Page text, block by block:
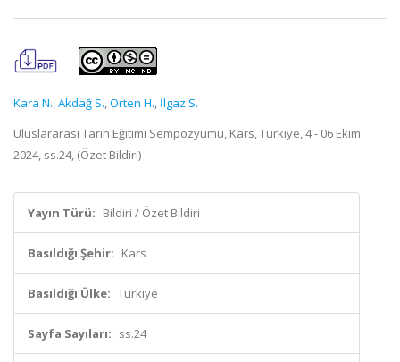
Kara N.,Akdağ S.,Örten H., İlgaz S.
Uluslararası Tarih Eğitimi Sempozyumu, Kars, Türkiye, 4 - 06 Ekim
2024, ss.24, (Özet Bildiri)
Yayın Türü: Bildiri / Özet Bildiri
Basıldığı Şehir: Kars
Basıldığı Ülke: Türkiye
Sayfa Sayıları: ss.24